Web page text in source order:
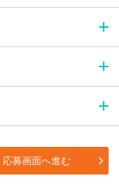
応募画面へ進む